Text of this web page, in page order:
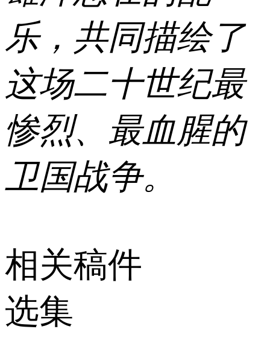
乐，共同描绘了
这场二十世纪最
惨烈、最血腥的
卫国战争。
相关稿件
选集